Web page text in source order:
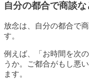
自分の都合で商談
放念は、自分の都合で
す。
例えば、「お時間を次
うか。ご都合がもし悪
ます。